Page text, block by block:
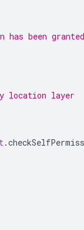
been
location layer
.